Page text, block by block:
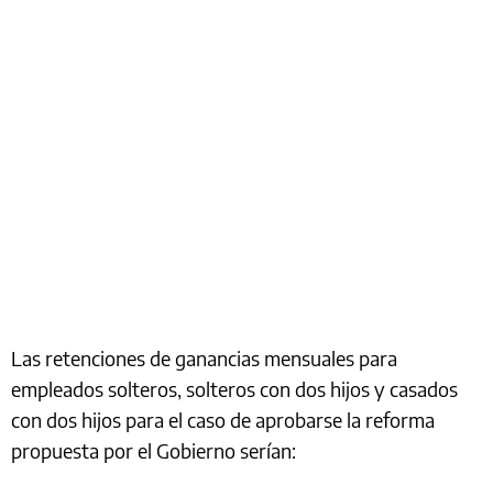
Las retenciones de ganancias mensuales para
empleados solteros, solteros con dos hijos y casados
con dos hijos para el caso de aprobarse la reforma
propuesta por el Gobierno serían: